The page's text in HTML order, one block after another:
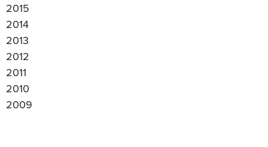
2015
2014
2013
2012
2011
2010
2009